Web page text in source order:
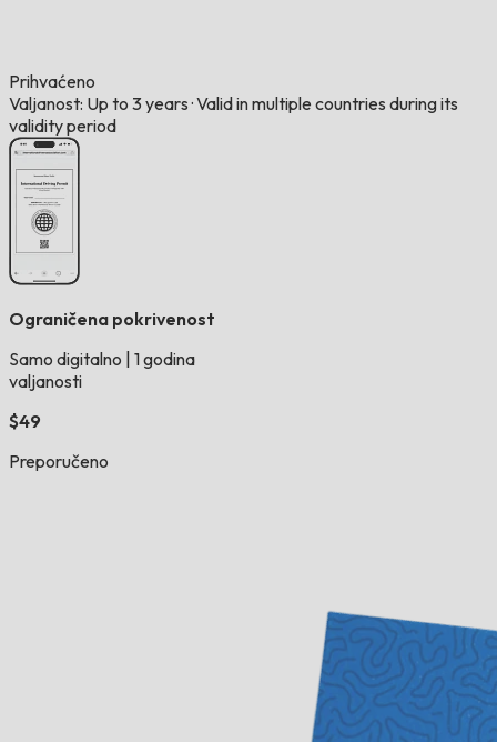
Prihvaćeno
Valjanost: Up to 3 years ·Valid in multiple countries during its
validity period
Ograničena pokrivenost
Samo digitalno 1 godina
valjanosti
$49
Preporučeno